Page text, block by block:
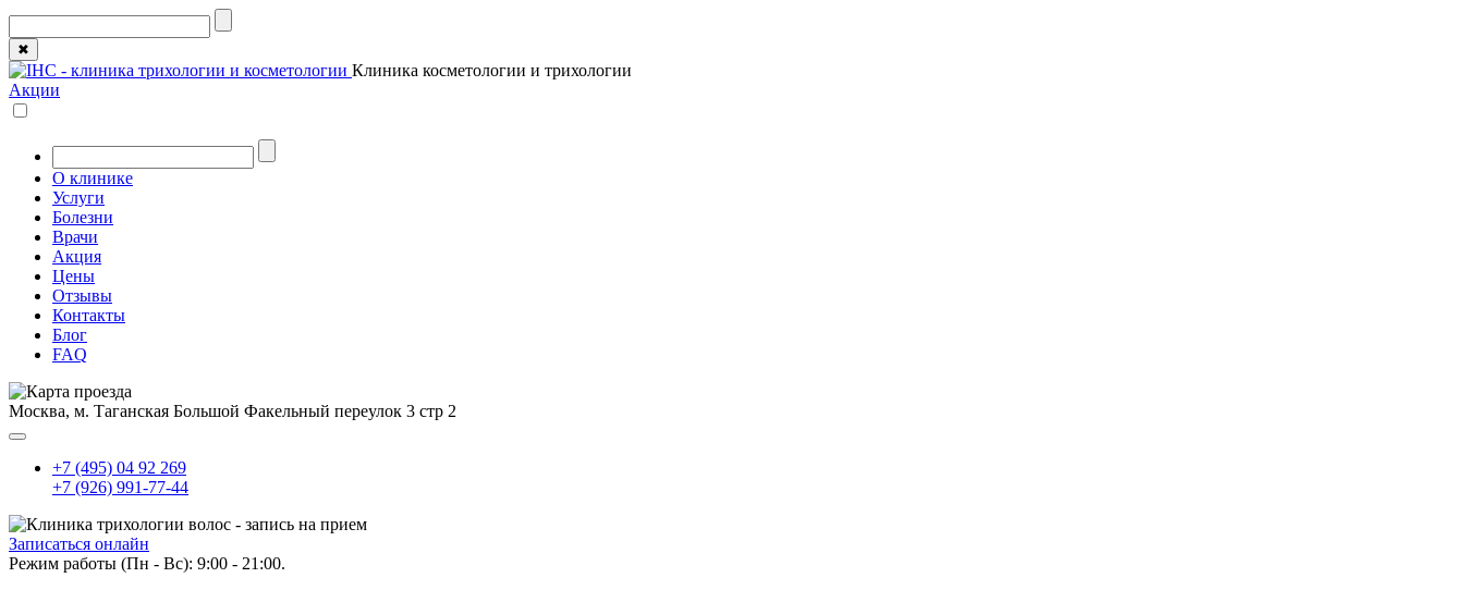
✖
Клиника косметологии и трихологии
Акции
О клинике
Услуги
Болезни
Врачи
Акция
Цены
Отзывы
Контакты
Блог
FAQ
Москва, м. Таганская Большой Факельный переулок 3 стр 2
+7 (495) 04 92 269
+7 (926) 991-77-44
Записаться онлайн
Режим работы (Пн - Вс): 9:00 - 21:00.